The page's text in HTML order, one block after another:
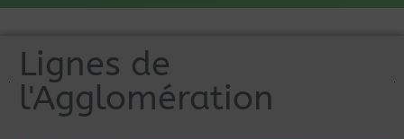
Lignes de
l'Agglomération